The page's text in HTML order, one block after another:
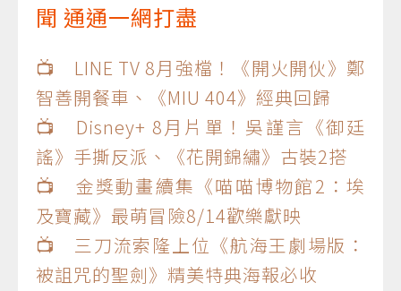
聞 通通一網打盡
📺 LINE TV 8月強檔！《開火開伙》鄭
智善開餐車、《MIU 404》經典回歸
📺 Disney+ 8月片單！吳謹言《御廷
謠》手撕反派、《花開錦繡》古裝2搭
📺 金獎動畫續集《喵喵博物館2：埃
及寶藏》最萌冒險8/14歡樂獻映
📺 三刀流索隆上位《航海王劇場版：
被詛咒的聖劍》精美特典海報必收